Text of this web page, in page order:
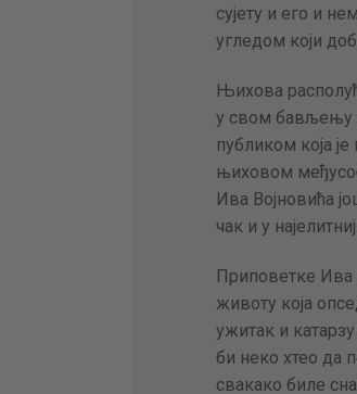
сујету и его и
угледом који
Њихова
у свом бављењу
публиком која
њиховом
Ива Војновића
чак и у
Приповетке Ива
животу која
ужитак и
би неко хтео да
свакако биле